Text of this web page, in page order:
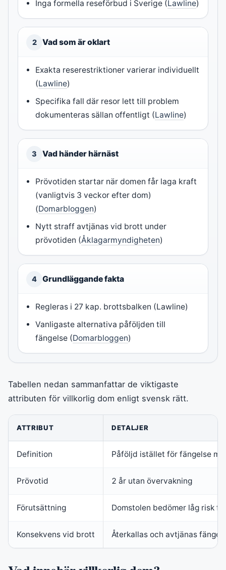
Inga formella reseförbud i Sverige (Lawline)
2 Vad som är oklart
Exakta reserestriktioner varierar individuellt
(Lawline)
Specifika fall där resor lett till problem
dokumenteras sällan offentligt (Lawline)
3 Vad händer härnäst
Prövotiden startar när domen får laga kraft
(vanligtvis 3 veckor efter dom)
(Domarbloggen)
Nytt straff avtjänas vid brott under
prövotiden (Åklagarmyndigheten)
4 Grundläggande fakta
Regleras i 27 kap. brottsbalken (Lawline)
Vanligaste alternativa påföljden till
fängelse (Domarbloggen)
Tabellen nedan sammanfattar de viktigaste
attributen för villkorlig dom enligt svensk rätt.
ATTRIBUT DETALJER
Definition Påföljd istället för fängelse
Prövotid 2 år utan övervakning
Förutsättning Domstolen bedömer låg risk
Konsekvens vid brott Återkallas och avtjänas